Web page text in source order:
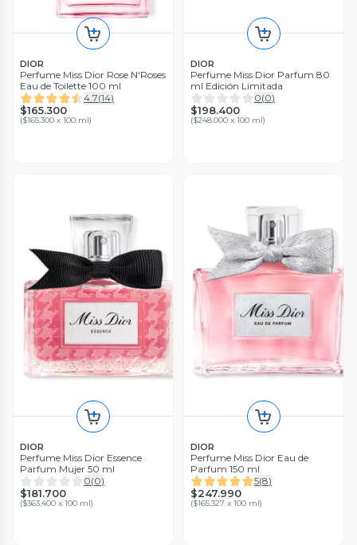
DIOR
Perfume Miss Dior Rose N'Roses
Eau de Toilette 100 ml
4.7(14)
$165.300
($165.300 x 100 ml)
DIOR
Perfume Miss Dior Parfum 80
ml Edición Limitada
0(0)
$198.400
($248.000 x 100 ml)
DIOR
Perfume Miss Dior Essence
Parfum Mujer 50 ml
0(0)
$181.700
($363.400 x 100 ml)
DIOR
Perfume Miss Dior Eau de
Parfum 150 ml
5(8)
$247.990
($165.327 x 100 ml)